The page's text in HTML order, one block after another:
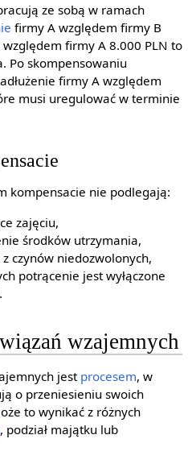
ze sobą w ramach
firmy A względem firmy B
firmy A 8.000 PLN to
Po skompensowaniu
firmy A względem
musi uregulować w terminie
kompensacie nie podlegają:
zajęciu,
środków utrzymania,
czynów niedozwolonych,
potrącenie jest wyłączone
wzajemnych
jest procesem, w
o przeniesieniu swoich
to wynikać z różnych
, podział majątku lub